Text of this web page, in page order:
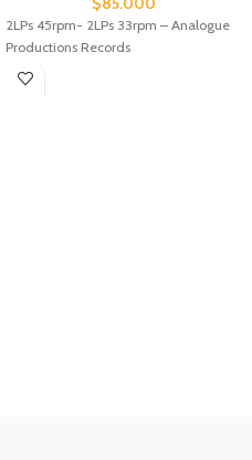
2LPs 45rpm- 2LPs 33rpm – Analogue
Productions Records